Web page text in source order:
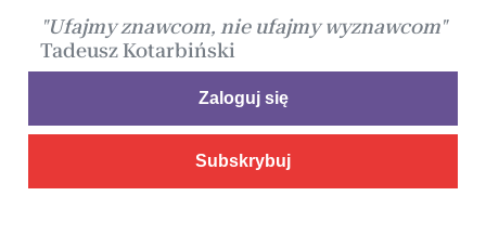
"Ufajmy znawcom, nie ufajmy wyznawcom"
Tadeusz Kotarbiński
Zaloguj się
Subskrybuj